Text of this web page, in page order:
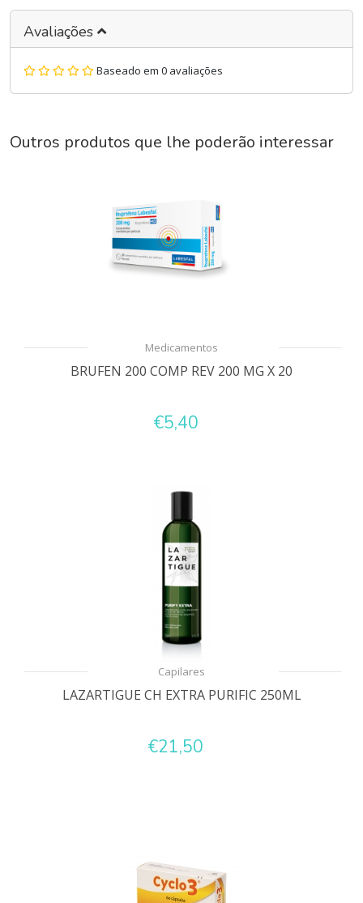
Avaliações
Baseado em 0 avaliações
Outros produtos que lhe poderão interessar
Medicamentos
BRUFEN 200 COMP REV 200 MG X 20
€5,40
Capilares
LAZARTIGUE CH EXTRA PURIFIC 250ML
€21,50